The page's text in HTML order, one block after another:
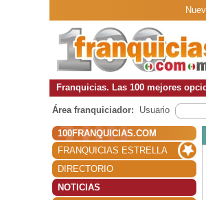
Franquicias. Las 100 mejores
Área franquiciador: Usuario
100FRANQUICIAS.COM
FRANQUICIAS ESTRELLA
DIRECTORIO
NOTICIAS